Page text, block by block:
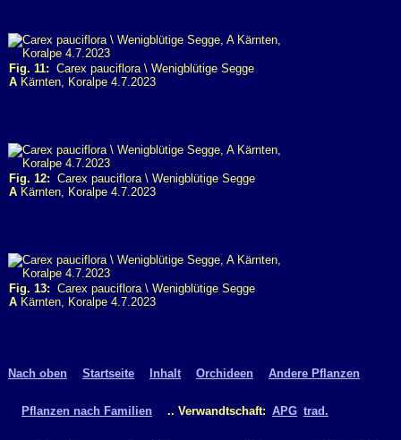
Fig. 11: Carex pauciflora \ Wenigblütige Segge
A Kärnten, Koralpe 4.7.2023
Fig. 12: Carex pauciflora \ Wenigblütige Segge
A Kärnten, Koralpe 4.7.2023
Fig. 13: Carex pauciflora \ Wenigblütige Segge
A Kärnten, Koralpe 4.7.2023
Nach oben Startseite Inhalt Orchideen Andere Pflanzen
Pflanzen nach Familien .. Verwandtschaft: APG trad.